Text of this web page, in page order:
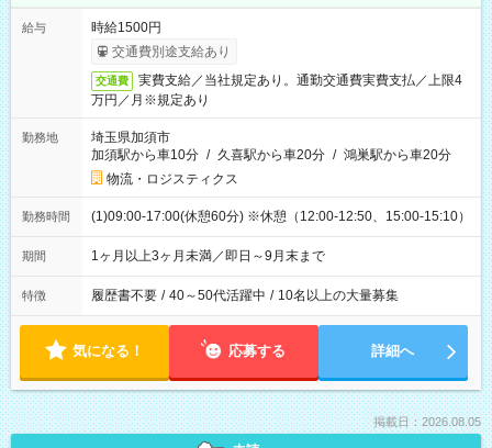
給与
時給1500円
交通費別途支給あり
交通費
実費支給／当社規定あり。通勤交通費実費支払／上限4
万円／月※規定あり
勤務地
埼玉県加須市
加須駅から車10分 / 久喜駅から車20分 / 鴻巣駅から車20分
物流・ロジスティクス
勤務時間 (1)09:00-17:00(休憩60分) ※休憩（12:00-12:50、15:00-15:10）
期間 1ヶ月以上3ヶ月未満／即日～9月末まで
特徴 履歴書不要 / 40～50代活躍中 / 10名以上の大量募集
気になる！ 応募する 詳細へ
掲載日：2026.08.05